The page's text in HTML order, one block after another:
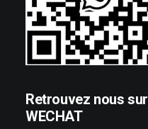
Retrouvez nous sur
WECHAT